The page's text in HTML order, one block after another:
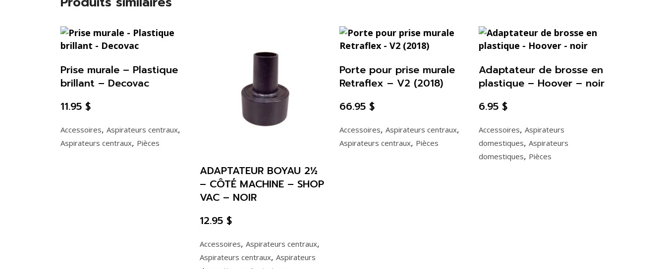
Accessoires, Aspirateurs centraux,
Aspirateurs centraux, Pièces
Prise murale – Plastique
brillant – Decovac
11.95 $
Accessoires,Aspirateurs centraux,
Aspirateurs centraux,Aspirateurs
ADAPTATEUR BOYAU 2½
– CÔTÉ MACHINE – SHOP
VAC – NOIR
12.95 $
Accessoires, Aspirateurs centraux,
Aspirateurs centraux, Pièces
Porte pour prise murale
Retraflex – V2 (2018)
66.95 $
Accessoires, Aspirateurs
domestiques, Aspirateurs
domestiques, Pièces
Adaptateur de brosse en
plastique – Hoover – noir
6.95 $